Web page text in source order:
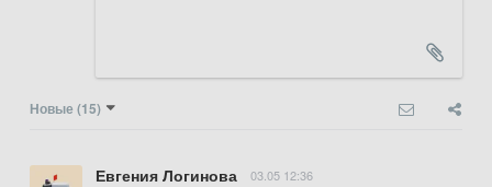
Новые (15)
Евгения Логинова 03.05 12:36